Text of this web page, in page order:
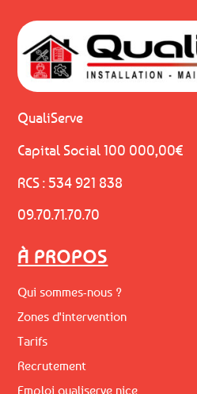
QualiServe
Capital Social 100 000,00€
RCS : 534 921 838
09.70.71.70.70
À PROPOS
Qui sommes-nous ?
Zones d'intervention
Tarifs
Recrutement
Emploi qualiserve nice